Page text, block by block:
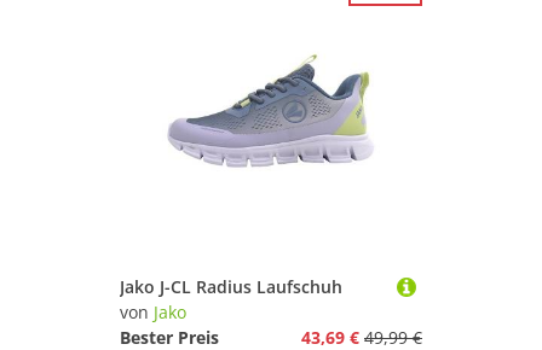
Jako J-CL Radius Laufschuh
von Jako
Bester Preis
43,69 € 49,99 €